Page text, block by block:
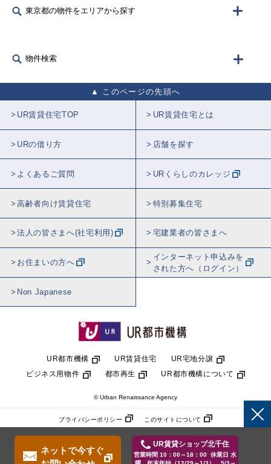
ネットで今すぐ
UR賃貸ショップ北千住
営業時間 10：00～18：00 休業日 水
東京都の物件をエリアから探す
物件検索
このページの先頭へ
UR賃貸住宅TOP UR賃貸住宅とは
URの借り方 店舗を探す
よくあるご質問 URくらしのカレッジ
高齢者向け賃貸住宅 特別募集住宅
法人の皆さまへ(社宅利用) 宅建業者の皆さまへ
お住まいの方へ
インターネット申込みを
された方へ（ログイン）
Non Japanese
UR都市機構 UR賃貸住宅
UR宅地分譲
ビジネス用物件
都市再生 UR都市機構について
© Urban Renaissance Agency
プライバシーポリシー このサイトについて